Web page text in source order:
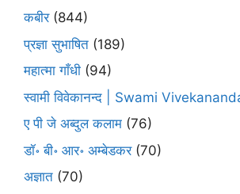
कबीर(844)
प्रज्ञा सुभाषित (189)
महात्मा गाँधी (94)
स्वामी विवेकानन्द | Swami
ए पी जे अब्दुल कलाम (76)
डॉ॰ बी॰ आर॰ अम्बेडकर(70)
अज्ञात (70)